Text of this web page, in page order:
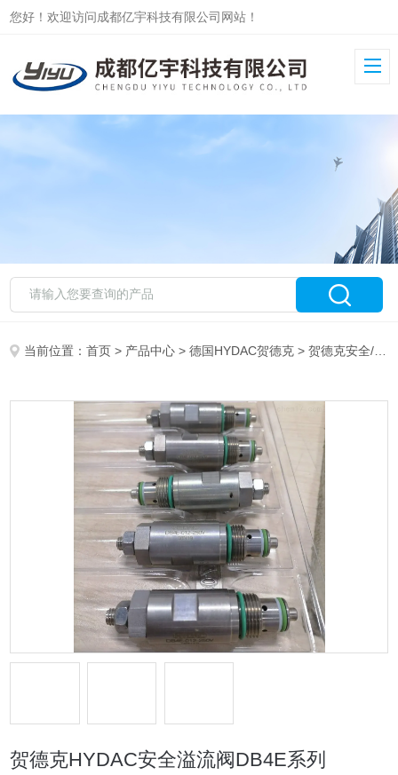
您好！欢迎访问成都亿宇科技有限公司网站！
当前位置：首页 > 产品中心 >德国HYDAC贺德克 >贺德克安全/溢流阀
贺德克HYDAC安全溢流阀DB4E系列